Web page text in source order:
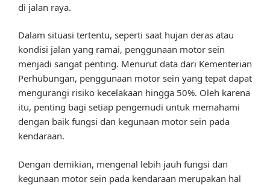
di jalan raya.
Dalam situasi tertentu, seperti saat hujan deras atau
kondisi jalan yang ramai, penggunaan motor sein
menjadi sangat penting. Menurut data dari Kementerian
Perhubungan, penggunaan motor sein yang tepat dapat
mengurangi risiko kecelakaan hingga 50%. Oleh karena
itu, penting bagi setiap pengemudi untuk memahami
dengan baik fungsi dan kegunaan motor sein pada
kendaraan.
Dengan demikian, mengenal lebih jauh fungsi dan
kegunaan motor sein pada kendaraan merupakan hal